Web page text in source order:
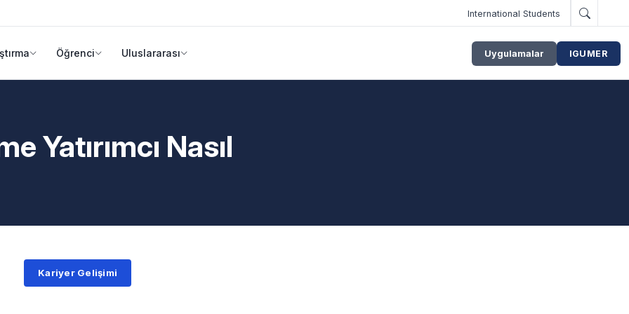
International Students
Öğrenci Uluslararası Uygulamalar IGUMER
Yatırımcı Nasıl
Kariyer Gelişimi